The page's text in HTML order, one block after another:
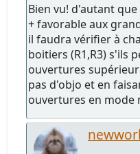
Bien vu! d'autant
+ favorable aux
il faudra vérifier à
boitiers (R1,R3) s'ils
ouvertures
pas d'objo et en
ouvertures en mode